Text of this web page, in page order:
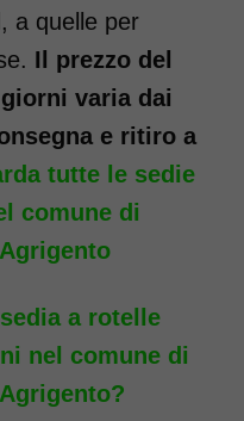
seduta
Il noleggio
a partire
a
a quelle per
Il prezzo del
varia dai
e ritiro a
tutte le sedie
comune di
a rotelle
nel comune di